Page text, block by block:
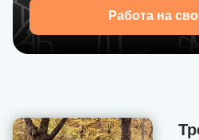
водителей открыт!Работа на